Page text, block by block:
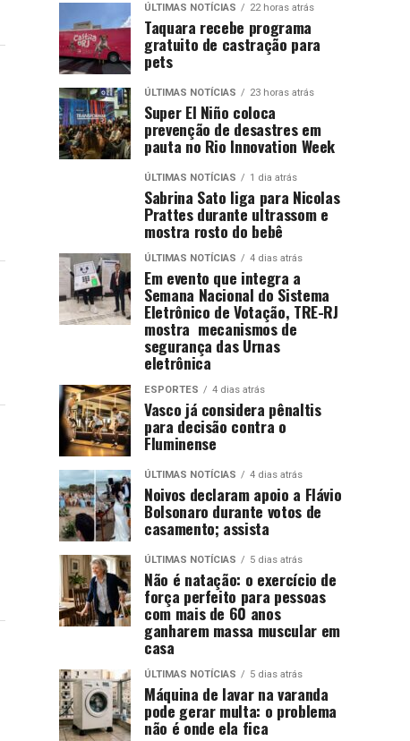
ÚLTIMAS NOTÍCIAS 22 horas atrás
Taquara recebe programa
gratuito de castração para
pets
ÚLTIMAS NOTÍCIAS 23 horas atrás
Super El Niño coloca
prevenção de desastres em
pauta no Rio Innovation Week
ÚLTIMAS NOTÍCIAS 1 dia atrás
Sabrina Sato liga para Nicolas
Prattes durante ultrassom e
mostra rosto do bebê
ÚLTIMAS NOTÍCIAS 4 dias atrás
Em evento que integra a
Semana Nacional do Sistema
Eletrônico de Votação, TRE-RJ
mostra mecanismos de
segurança das Urnas
eletrônica
ESPORTES 4 dias atrás
Vasco já considera pênaltis
para decisão contra o
Fluminense
ÚLTIMAS NOTÍCIAS 4 dias atrás
Noivos declaram apoio a Flávio
Bolsonaro durante votos de
casamento; assista
ÚLTIMAS NOTÍCIAS 5 dias atrás
Não é natação: o exercício de
força perfeito para pessoas
com mais de 60 anos
ganharem massa muscular em
casa
ÚLTIMAS NOTÍCIAS 5 dias atrás
Máquina de lavar na varanda
pode gerar multa: o problema
não é onde ela fica